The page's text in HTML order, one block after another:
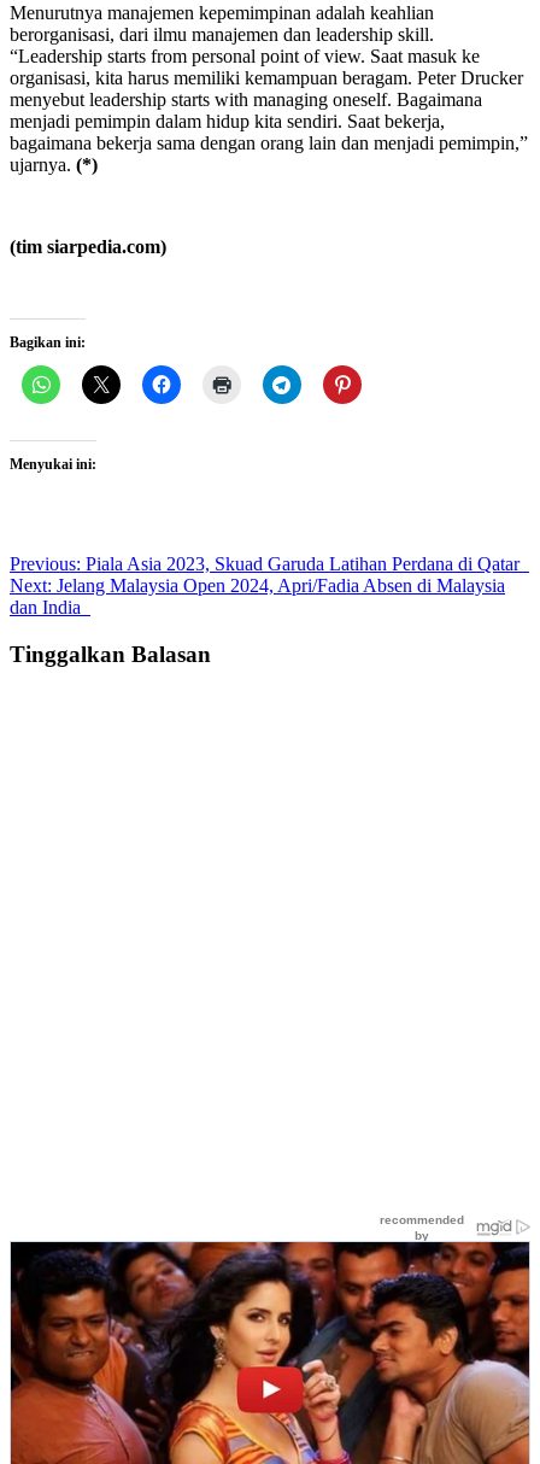
Menurutnya manajemen kepemimpinan adalah keahlian
berorganisasi, dari ilmu manajemen dan leadership skill.
“Leadership starts from personal point of view. Saat masuk ke
organisasi, kita harus memiliki kemampuan beragam. Peter Drucker
menyebut leadership starts with managing oneself. Bagaimana
menjadi pemimpin dalam hidup kita sendiri. Saat bekerja,
bagaimana bekerja sama dengan orang lain dan menjadi pemimpin,”
ujarnya. (*)
(tim siarpedia.com)
Bagikan ini:
Menyukai ini:
Post
navigation
Previous: Piala Asia 2023, Skuad Garuda Latihan Perdana di Qatar
Next: Jelang Malaysia Open 2024, Apri/Fadia Absen di Malaysia
dan India
Tinggalkan Balasan